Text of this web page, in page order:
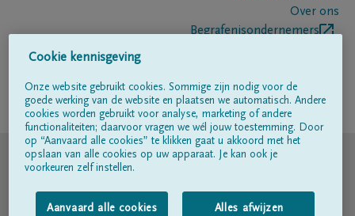
Over ons
Begrafenisondernemers
Volg ons op
© DELA
Gebruiksvoorwaarden
Cookie kennisgeving
Onze website gebruikt cookies. Sommige zijn nodig voor de
goede werking van de website en plaatsen we automatisch. Andere
cookies worden gebruikt voor analyse, marketing of andere
functionaliteiten; daarvoor vragen we wél jouw toestemming. Door
op “Aanvaard alle cookies” te klikken gaat u akkoord met het
opslaan van alle cookies op uw apparaat. Je kan ook je
voorkeuren zelf instellen.
Aanvaard alle cookies Alles afwijzen